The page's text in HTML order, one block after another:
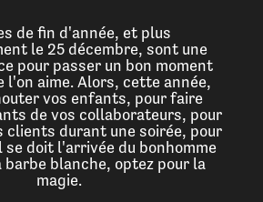
de fin d'année, et plus
le 25 décembre, sont une
pour passer un bon moment
l'on aime. Alors, cette année,
vos enfants, pour faire
de vos collaborateurs, pour
clients durant une soirée, pour
doit l'arrivée du bonhomme
barbe blanche, optez pour la
magie.